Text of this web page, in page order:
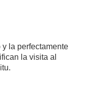
la perfectamente
la visita al